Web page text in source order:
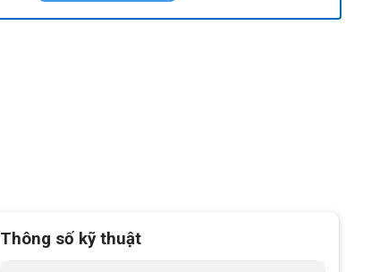
Thông số kỹ thuật